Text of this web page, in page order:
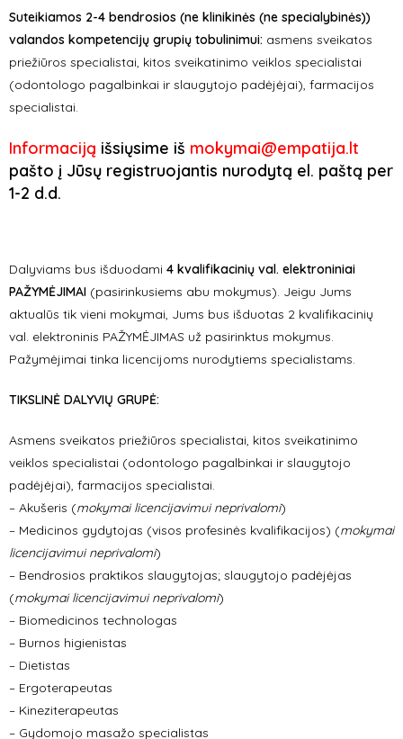
Suteikiamos 2-4 bendrosios (ne klinikinės (ne specialybinės))
valandos kompetencijų grupių tobulinimui: asmens sveikatos
priežiūros specialistai, kitos sveikatinimo veiklos specialistai
(odontologo pagalbinkai ir slaugytojo padėjėjai), farmacijos
specialistai.
Informaciją išsiųsime iš mokymai@empatija.lt
pašto į Jūsų registruojantis nurodytą el. paštą per
1-2 d.d.
Dalyviams bus išduodami 4 kvalifikacinių val. elektroniniai
PAŽYMĖJIMAI (pasirinkusiems abu mokymus). Jeigu Jums
aktualūs tik vieni mokymai, Jums bus išduotas 2 kvalifikacinių
val. elektroninis PAŽYMĖJIMAS už pasirinktus mokymus.
Pažymėjimai tinka licencijoms nurodytiems specialistams.
TIKSLINĖ DALYVIŲ GRUPĖ:
Asmens sveikatos priežiūros specialistai, kitos sveikatinimo
veiklos specialistai (odontologo pagalbinkai ir slaugytojo
padėjėjai), farmacijos specialistai.
– Akušeris (mokymai licencijavimui neprivalomi)
– Medicinos gydytojas (visos profesinės kvalifikacijos) (mokymai
licencijavimui neprivalomi)
– Bendrosios praktikos slaugytojas; slaugytojo padėjėjas
(mokymai licencijavimui neprivalomi)
– Biomedicinos technologas
– Burnos higienistas
– Dietistas
– Ergoterapeutas
– Kineziterapeutas
– Gydomojo masažo specialistas